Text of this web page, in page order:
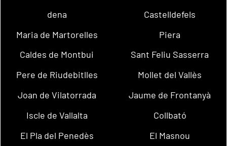
dena
Castelldefels
Maria de Martorelles
Piera
Caldes de Montbui
Sant Feliu Sasserra
Pere de Riudebitlles
Mollet del Vallès
Joan de Vilatorrada
Jaume de Frontanyà
Iscle de Vallalta
Collbató
El Pla del Penedès
El Masnou